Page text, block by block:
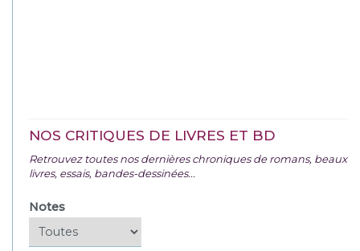
NOS CRITIQUES DE LIVRES ET BD
Retrouvez toutes nos dernières chroniques de romans, beaux
livres, essais, bandes-dessinées...
Notes